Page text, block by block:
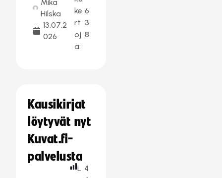
Mika
Hilska
13.07.2
026
ke
rt
oj
a:
6
3
8
Kausikirjat
löytyvät nyt
Kuvat.fi-
palvelusta
L 4